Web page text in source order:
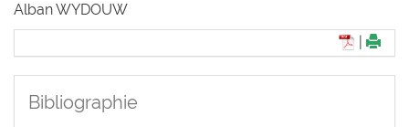
Alban WYDOUW
Bibliographie